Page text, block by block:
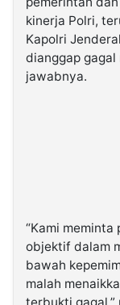
kinerja Polri,
Kapolri
dianggap
jawabnya.
“Kami meminta
objektif dalam
bawah
malah